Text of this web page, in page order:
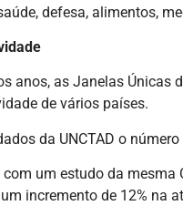
defesa, alimentos,
anos, as Janelas Únicas
de vários países.
da UNCTAD o
com um estudo da
incremento de 12% na